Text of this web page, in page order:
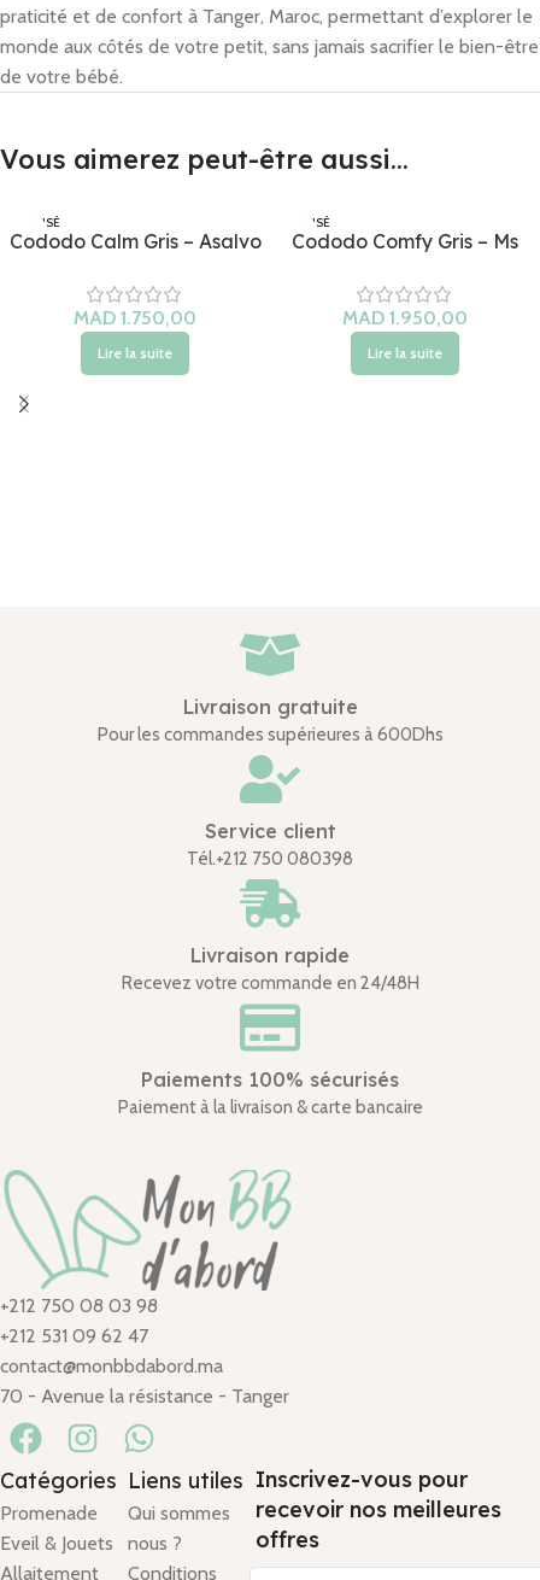
praticité et de confort à Tanger, Maroc, permettant d’explorer le
monde aux côtés de votre petit, sans jamais sacrifier le bien-être
de votre bébé.
Vous aimerez peut-être aussi…
ÉPUISÉ
Cododo Calm Gris – Asalvo
Lire la suite
ÉPUISÉ
Cododo Comfy Gris – Ms
Lire la suite
Livraison gratuite
Pour les commandes supérieures à 600Dhs
Service client
Tél.+212 750 080398
Livraison rapide
Recevez votre commande en 24/48H
Paiements 100% sécurisés
Paiement à la livraison & carte bancaire
+212 750 08 03 98
+212 531 09 62 47
contact@monbbdabord.ma
70 - Avenue la résistance - Tanger
Catégories
Promenade
Eveil & Jouets
Allaitement
Liens utiles
Qui sommes
nous ?
Conditions
Inscrivez-vous pour
recevoir nos meilleures
offres